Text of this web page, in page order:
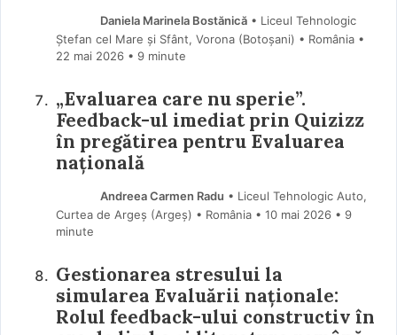
Daniela Marinela Bostănică• Liceul Tehnologic
Ștefan cel Mare și Sfânt, Vorona (Botoşani) • România
22 mai 2026 • 9 minute
„Evaluarea care nu sperie”.
Feedback-ul imediat prin Quizizz
în pregătirea pentru Evaluarea
națională
Andreea Carmen Radu • Liceul Tehnologic Auto,
Curtea de Argeș (Argeş) • România
10 mai 2026 • 9
minute
Gestionarea stresului la
simularea Evaluării naționale:
Rolul feedback-ului constructiv în